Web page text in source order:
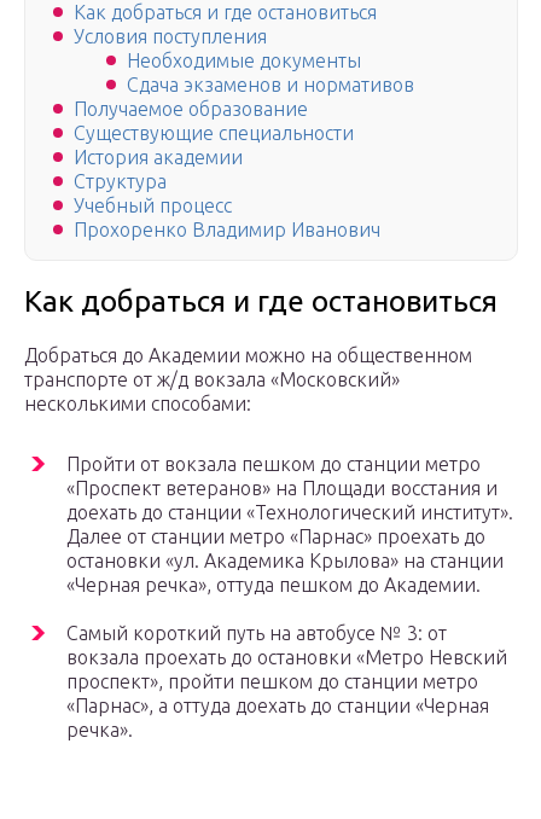
Как добраться и где остановиться
Условия поступления
Необходимые документы
Сдача экзаменов и нормативов
Получаемое образование
Существующие специальности
История академии
Структура
Учебный процесс
Прохоренко Владимир Иванович
Как добраться и где остановиться
Добраться до Академии можно на общественном
транспорте от ж/д вокзала «Московский»
несколькими способами:
Пройти от вокзала пешком до станции метро
«Проспект ветеранов» на Площади восстания и
доехать до станции «Технологический институт».
Далее от станции метро «Парнас» проехать до
остановки «ул. Академика Крылова» на станции
«Черная речка», оттуда пешком до Академии.
Самый короткий путь на автобусе № 3: от
вокзала проехать до остановки «Метро Невский
проспект», пройти пешком до станции метро
«Парнас», а оттуда доехать до станции «Черная
речка».